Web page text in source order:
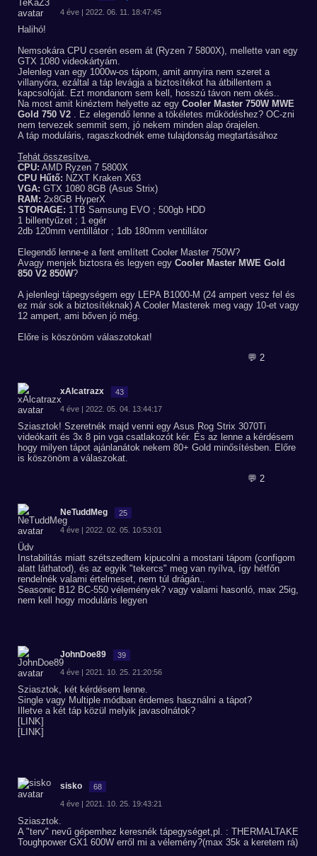
4 éve | 2022. 06. 11. 18:47:45
Halihó!
Nemsokára CPU cserén esem át (Ryzen 7 5800X), mellette van egy
GTX 1080 videokártyám.
Jelenleg van egy 1000w-os tápom, amit annyira nem szeret a
villanyóra, ezáltal a táp levágja a biztosítékot ha átbillentem a
kapcsolóját. Ezt mondanom sem kell, hosszú távon nem okés..
Na most amit kinéztem helyette az egy Cooler Master 750W MWE
Gold 750 V2 . Ez elegendő lenne a tökéletes működéshez? OC-zni
nem tervezek semmit sem, jó nekem minden alap órajelen.
A táp moduláris, ragaszkodnék eme tulajdonság megtartásához
Tehát összesítve.
CPU: AMD Ryzen 7 5800X
CPU Hűtő: NZXT Kraken X63
VGA: GTX 1080 8GB (Asus Strix)
RAM: 2x8GB HyperX
STORAGE: 1TB Samsung EVO ; 500gb HDD
1 billentyűzet ; 1 egér
2db 120mm ventillátor ; 1db 180mm ventillátor
Elegendő lenne-e a fent említett Cooler Master 750W?
Avagy menjek biztosra és legyen egy Cooler Master MWE Gold
850 V2 850W?
A jelenlegi tápegységem egy LEPA B1000-M (24 ampert vesz fel és
ez már sok a biztosítéknak) A Cooler Masterek meg vagy 10-et vagy
12 ampert, ami bőven jó még.
Előre is köszönöm válaszotokat!
💬 2
xAlcatrazx 43
4 éve | 2022. 05. 04. 13:44:17
Sziasztok! Szeretnék majd venni egy Asus Rog Strix 3070Ti
videókarit és 3x 8 pin vga csatlakozót kér. És az lenne a kérdésem
hogy milyen tápot ajánlanátok nekem 80+ Gold minősítésben. Előre
is köszönöm a válaszokat.
💬 2
NeTuddMeg 25
4 éve | 2022. 02. 05. 10:53:01
Üdv
Instabilitás miatt szétszedtem kipucolni a mostani tápom (configom
alatt láthatod), és az egyik "tekercs" meg van nyílva, így hétfőn
rendelnék valami értelmeset, nem túl drágán..
Seasonic B12 BC-550 vélemények? vagy valami hasonló, max 25ig,
nem kell hogy moduláris legyen
JohnDoe89 39
4 éve | 2021. 10. 25. 21:20:56
Sziasztok, két kérdésem lenne.
Single vagy Multiple módban érdemes használni a tápot?
Illetve a két táp közül melyik javasolnátok?
[LINK]
[LINK]
sisko 68
4 éve | 2021. 10. 25. 19:43:21
Sziasztok.
A "terv" nevű gépemhez keresnék tápegységet,pl. : THERMALTAKE
Toughpower GX1 600W erről mi a vélemény?(max 35k a keretem rá)